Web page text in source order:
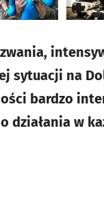
sytuacji na
bardzo
działania w